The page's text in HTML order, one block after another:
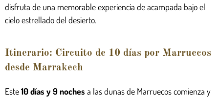
disfruta de una memorable experiencia de acampada bajo el
cielo estrellado del desierto.
Itinerario: Circuito de 10 días por Marruecos
desde Marrakech
Este10 días y 9 noches a las dunas de Marruecos comienza y